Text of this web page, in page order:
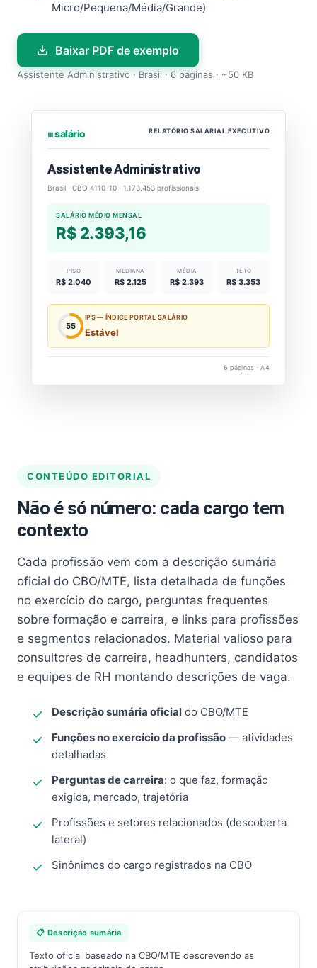
Micro/Pequena/Média/Grande)
Baixar PDF de exemplo
Assistente Administrativo · Brasil · 6 páginas · ~50 KB
⏐⏐⏐ salário RELATÓRIO SALARIAL EXECUTIVO
Assistente Administrativo
Brasil · CBO 4110-10 · 1.173.453 profissionais
SALÁRIO MÉDIO MENSAL
R$ 2.393,16
PISO
R$ 2.040
MEDIANA
R$ 2.125
MÉDIA
R$ 2.393
TETO
R$ 3.353
55
IPS — ÍNDICE PORTAL SALÁRIO
Estável
6 páginas · A4
CONTEÚDO EDITORIAL
Não é só número: cada cargo tem
contexto
Cada profissão vem com a descrição sumária
oficial do CBO/MTE, lista detalhada de funções
no exercício do cargo, perguntas frequentes
sobre formação e carreira, e links para profissões
e segmentos relacionados. Material valioso para
consultores de carreira, headhunters, candidatos
e equipes de RH montando descrições de vaga.
Descrição sumária oficial do CBO/MTE
Funções no exercício da profissão — atividades
detalhadas
Perguntas de carreira: o que faz, formação
exigida, mercado, trajetória
Profissões e setores relacionados (descoberta
lateral)
Sinônimos do cargo registrados na CBO
📋 Descrição sumária
Texto oficial baseado na CBO/MTE descrevendo as